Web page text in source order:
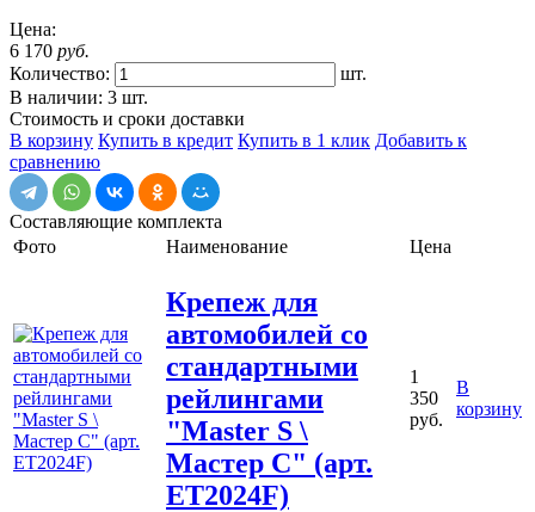
Цена:
6 170 руб.
Количество:
шт.
В наличии: 3 шт.
Стоимость и сроки доставки
В корзину Купить в кредит Купить в 1 клик Добавить к
сравнению
Составляющие комплекта
Фото
Наименование Цена
Крепеж для
автомобилей со
стандартными
рейлингами
"Master S \
Мастер С" (арт.
ET2024F)
1
350
руб.
В
корзину